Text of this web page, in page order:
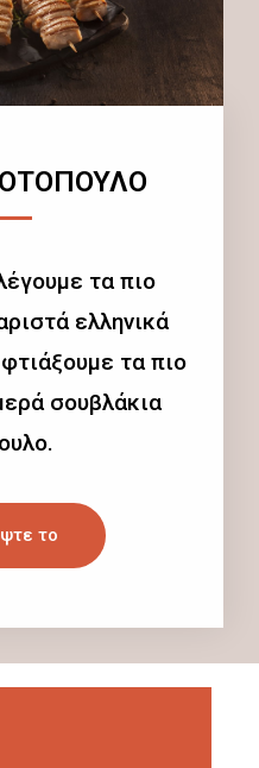
τα πιο
ελληνικά
τα πιο
σουβλάκια
το